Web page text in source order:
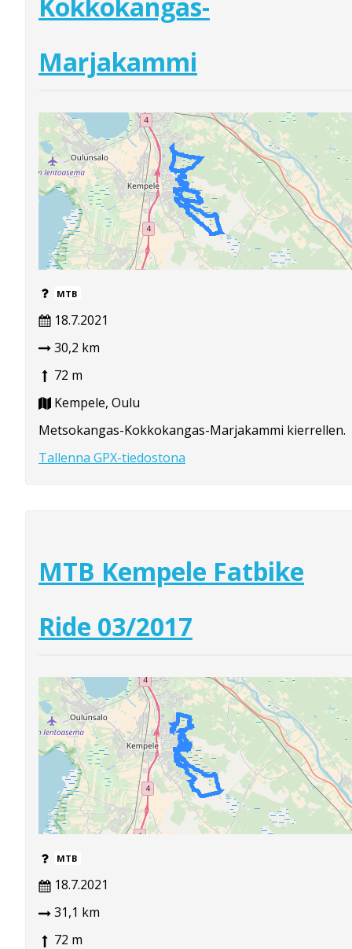
Kokkokangas-
Marjakammi
MTB
18.7.2021
30,2 km
72 m
Kempele, Oulu
Metsokangas-Kokkokangas-Marjakammi kierrellen.
Tallenna GPX-tiedostona
MTB Kempele Fatbike
Ride 03/2017
MTB
18.7.2021
31,1 km
72 m